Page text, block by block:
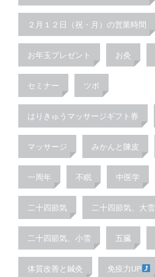
２月１２日（祝・月）の営業時間
お年玉プレゼント お灸
セミナー ツボ
はりきゅうマッサージギフト券
マッサージ みかんと陳皮
一周年 不眠 中医学
二十四節気 二十四節気、大雪
二十四節気、小雪 五臓
体質改善と鍼灸 免疫力UP